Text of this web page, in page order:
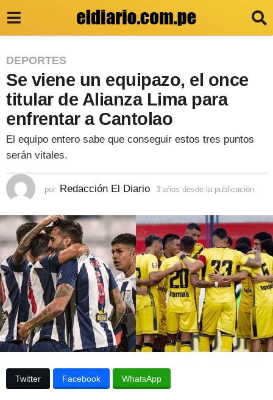
3
a
ñ
o
s
d
s
e
l
a
p
u
b
l
i
c
a
DEPORTES
Se viene un equipazo, el once
titular de Alianza Lima para
enfrentar a Cantolao
El equipo entero sabe que conseguir estos tres puntos
serán vitales.
por Redacción El Diario 3 años desde la publicación
o
s
d
e
s
d
e
l
a
p
u
b
Twitter Facebook WhatsApp